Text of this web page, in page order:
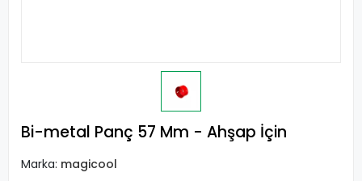
Bi-metal Panç 57 Mm - Ahşap İçin
Marka: magicool